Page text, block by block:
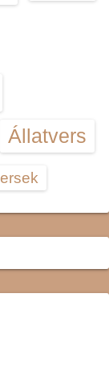
Állatvers